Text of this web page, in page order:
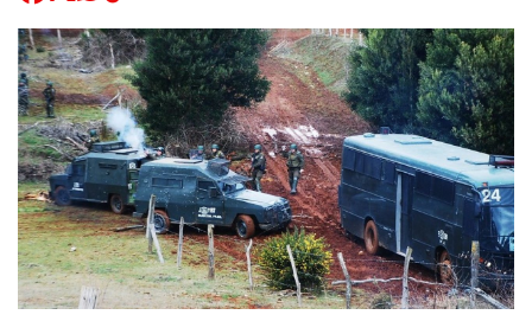
modo claro